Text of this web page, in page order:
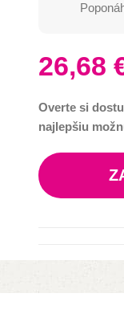
26,68
Overte si
najlepšiu